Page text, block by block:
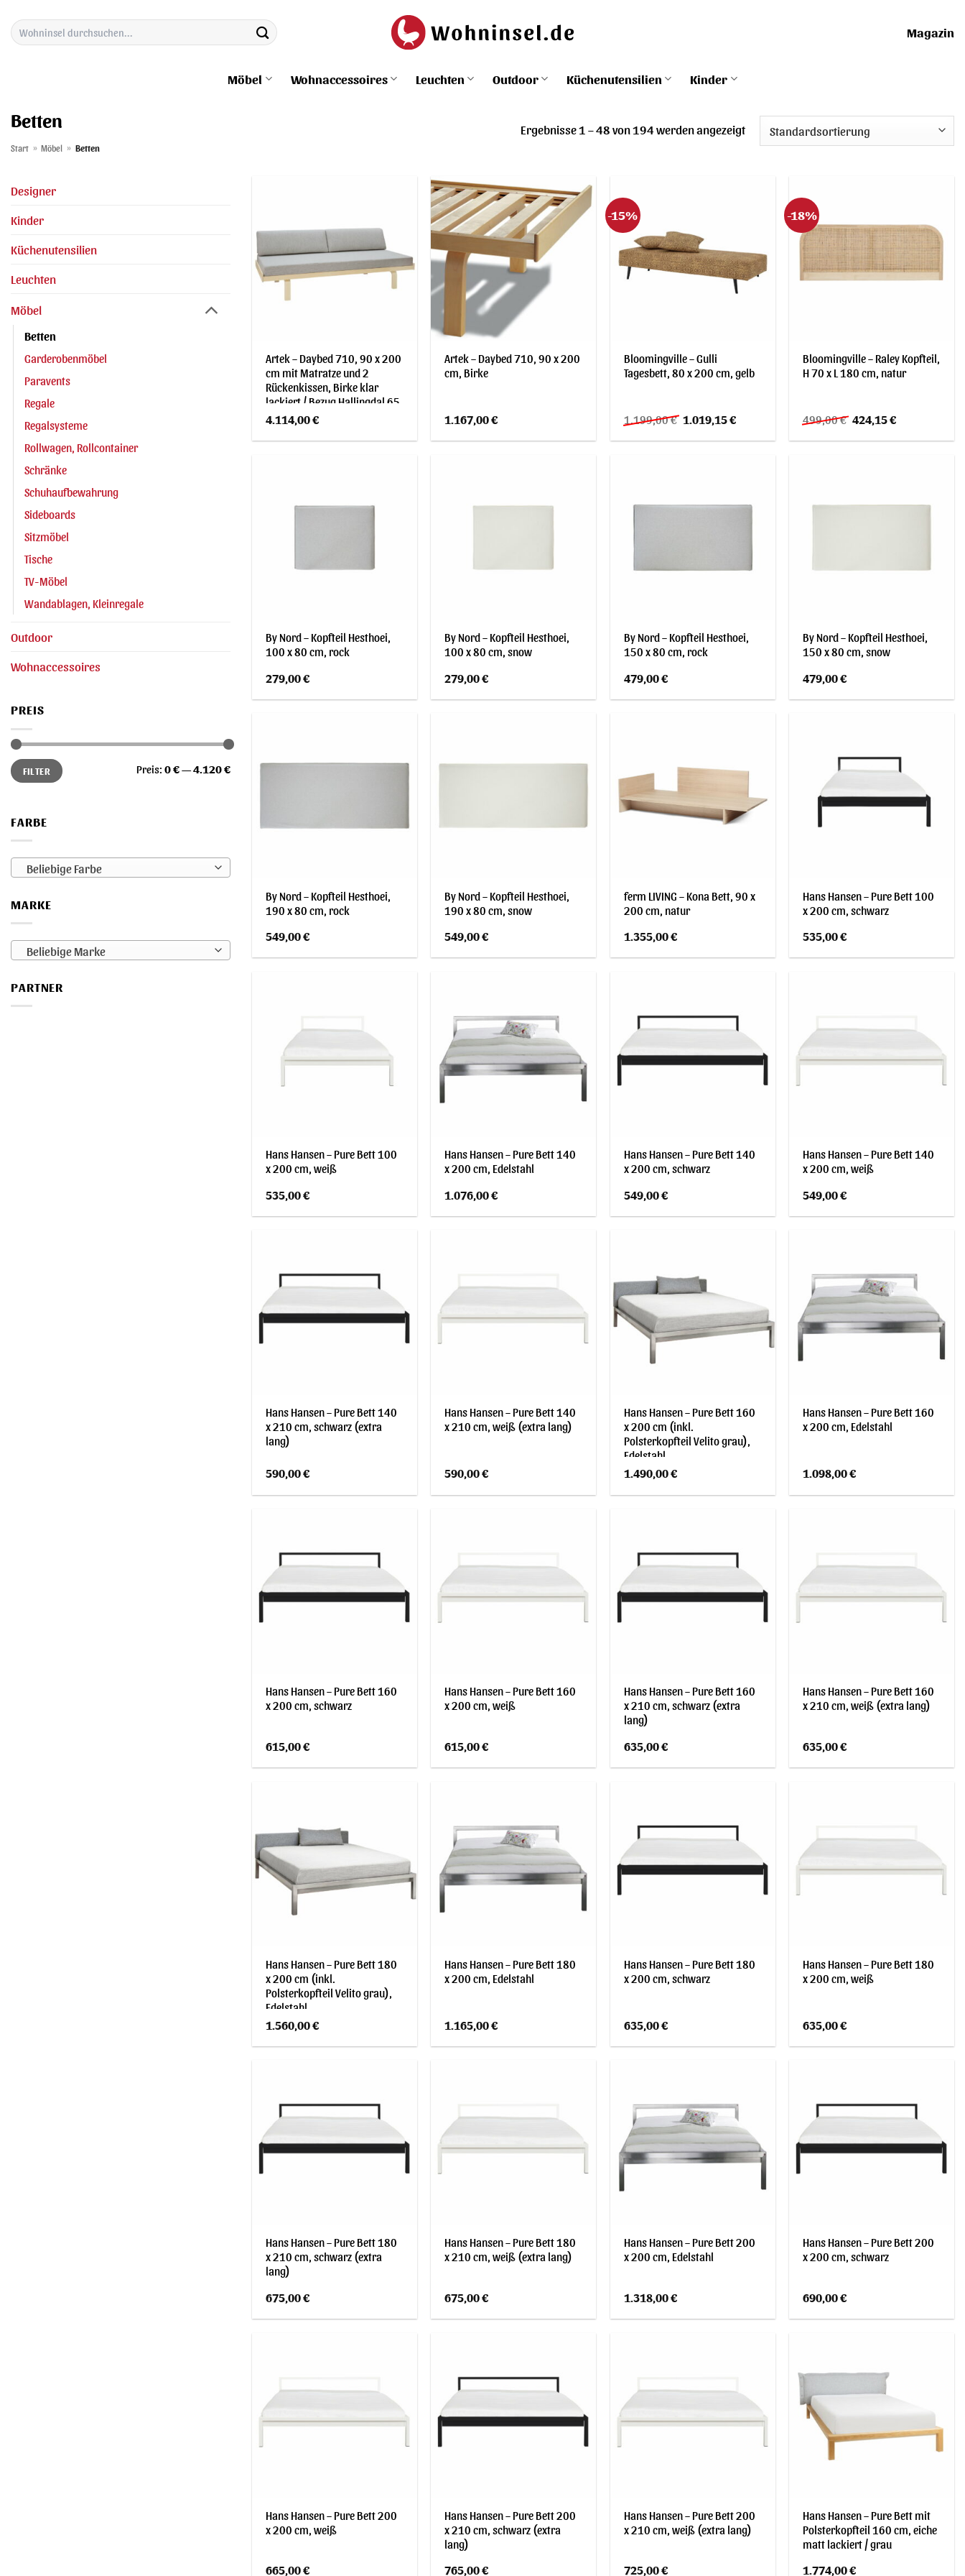
Inhalt
springen
Suchen
nach:
Magazin
Möbel Wohnaccessoires Leuchten Outdoor Küchenutensilien Kinder
Betten
Start » Möbel » Betten
Ergebnisse 1 – 48 von 194 werden angezeigt
Designer
Kinder
Küchenutensilien
Leuchten
Möbel
Betten
Garderobenmöbel
Paravents
Regale
Regalsysteme
Rollwagen, Rollcontainer
Schränke
Schuhaufbewahrung
Sideboards
Sitzmöbel
Tische
TV-Möbel
Wandablagen, Kleinregale
Outdoor
Wohnaccessoires
PREIS
Min.
Preis
Max.
PreisFILTER Preis: 0 €—4.120 €
FARBE
Beliebige Farbe
MARKE
Beliebige Marke
PARTNER
Artek – Daybed 710, 90 x 200
cm mit Matratze und 2
Rückenkissen, Birke klar
lackiert / Bezug Hallingdal 65
hellgrau (110)
4.114,00€
Artek – Daybed 710, 90 x 200
cm, Birke
1.167,00€
-15%
Bloomingville – Gulli
Tagesbett, 80 x 200 cm, gelb
1.199,00€ Ursprünglicher
war:
1.019,15€Aktueller
ist:
-18%
Bloomingville – Raley Kopfteil,
H 70 x L 180 cm, natur
499,00€ Ursprünglicher
Preis
war:
424,15€Aktueller
ist:
By Nord – Kopfteil Hesthoei,
100 x 80 cm, rock
279,00€
By Nord – Kopfteil Hesthoei,
100 x 80 cm, snow
279,00€
By Nord – Kopfteil Hesthoei,
150 x 80 cm, rock
479,00€
By Nord – Kopfteil Hesthoei,
150 x 80 cm, snow
479,00€
By Nord – Kopfteil Hesthoei,
190 x 80 cm, rock
549,00€
By Nord – Kopfteil Hesthoei,
190 x 80 cm, snow
549,00€
ferm LIVING – Kona Bett, 90 x
200 cm, natur
1.355,00€
Hans Hansen – Pure Bett 100
x 200 cm, schwarz
535,00€
Hans Hansen – Pure Bett 100
x 200 cm, weiß
535,00€
Hans Hansen – Pure Bett 140
x 200 cm, Edelstahl
1.076,00€
Hans Hansen – Pure Bett 140
x 200 cm, schwarz
549,00€
Hans Hansen – Pure Bett 140
x 200 cm, weiß
549,00€
Hans Hansen – Pure Bett 140
x 210 cm, schwarz (extra
lang)
590,00€
Hans Hansen – Pure Bett 140
x 210 cm, weiß (extra lang)
590,00€
Hans Hansen – Pure Bett 160
x 200 cm (inkl.
Polsterkopfteil Velito grau),
Edelstahl
1.490,00€
Hans Hansen – Pure Bett 160
x 200 cm, Edelstahl
1.098,00€
Hans Hansen – Pure Bett 160
x 200 cm, schwarz
615,00€
Hans Hansen – Pure Bett 160
x 200 cm, weiß
615,00€
Hans Hansen – Pure Bett 160
x 210 cm, schwarz (extra
lang)
635,00€
Hans Hansen – Pure Bett 160
x 210 cm, weiß (extra lang)
635,00€
Hans Hansen – Pure Bett 180
x 200 cm (inkl.
Polsterkopfteil Velito grau),
Edelstahl
1.560,00€
Hans Hansen – Pure Bett 180
x 200 cm, Edelstahl
1.165,00€
Hans Hansen – Pure Bett 180
x 200 cm, schwarz
635,00€
Hans Hansen – Pure Bett 180
x 200 cm, weiß
635,00€
Hans Hansen – Pure Bett 180
x 210 cm, schwarz (extra
lang)
675,00€
Hans Hansen – Pure Bett 180
x 210 cm, weiß (extra lang)
675,00€
Hans Hansen – Pure Bett 200
x 200 cm, Edelstahl
1.318,00€
Hans Hansen – Pure Bett 200
x 200 cm, schwarz
690,00€
Hans Hansen – Pure Bett 200
x 200 cm, weiß
665,00€
Hans Hansen – Pure Bett 200
x 210 cm, schwarz (extra
lang)
765,00€
Hans Hansen – Pure Bett 200
x 210 cm, weiß (extra lang)
725,00€
Hans Hansen – Pure Bett mit
Polsterkopfteil 160 cm, eiche
matt lackiert / grau
1.774,00€